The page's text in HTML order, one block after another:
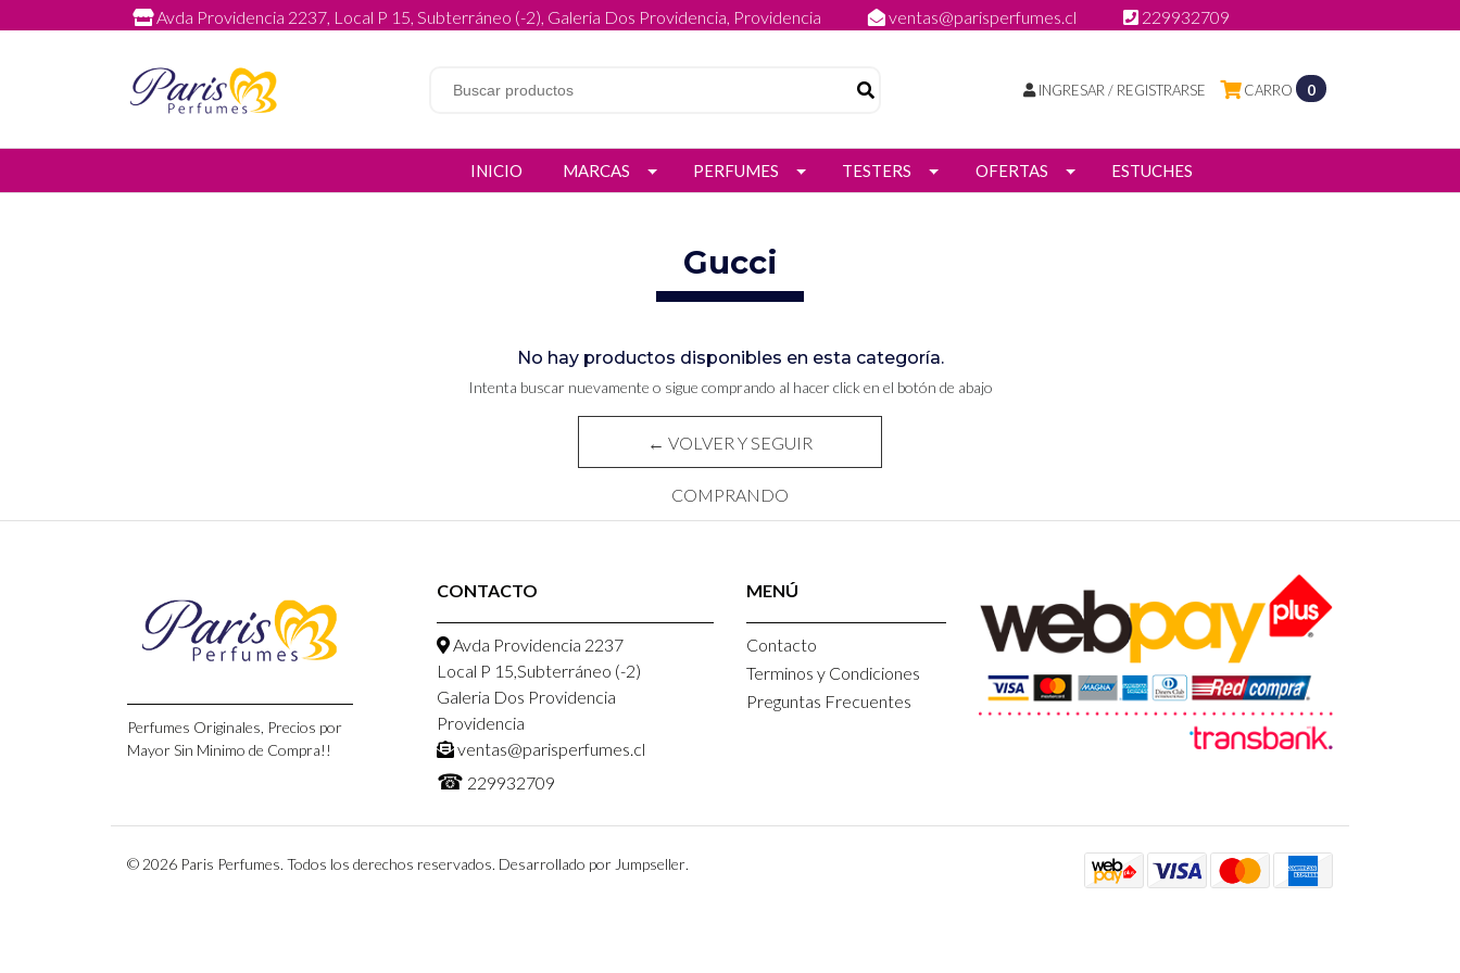
Avda Providencia 2237, Local P 15, Subterráneo (-2), Galeria Dos Providencia, Providencia ventas@parisperfumes.cl 229932709
CARRO 0
INGRESAR / REGISTRARSE
INICIO MARCAS PERFUMES TESTERS OFERTAS ESTUCHES
Gucci
No hay productos disponibles en esta categoría.
Intenta buscar nuevamente o sigue comprando al hacer click en el botón de abajo
← VOLVER Y SEGUIR
COMPRANDO
Perfumes Originales, Precios por
Mayor Sin Minimo de Compra!!
CONTACTO
Avda Providencia 2237
Local P 15,Subterráneo (-2)
Galeria Dos Providencia
Providencia
ventas@parisperfumes.cl
☎ 229932709
MENÚ
Contacto
Terminos y Condiciones
Preguntas Frecuentes
© 2026 Paris Perfumes. Todos los derechos reservados. Desarrollado por Jumpseller.